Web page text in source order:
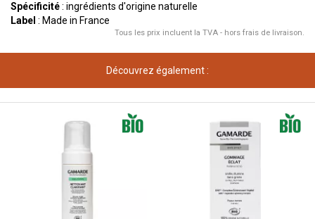
Spécificité: ingrédients d'origine naturelle
Label : Made in France
Tous les prix incluent la TVA - hors frais de livraison.
Découvrez également :